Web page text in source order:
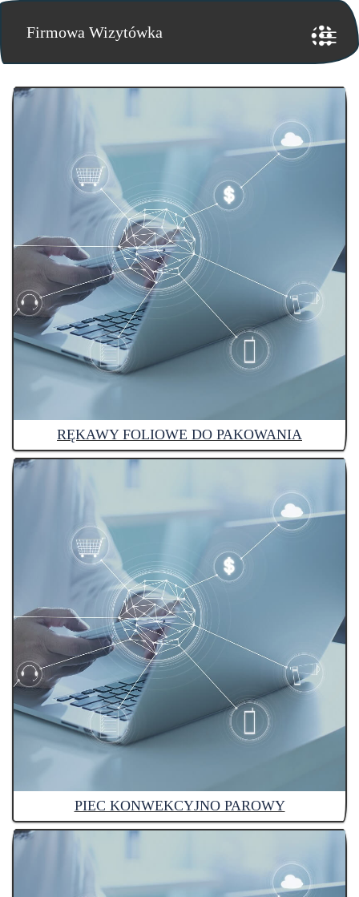
Firmowa Wizytówka
RĘKAWY FOLIOWE DO PAKOWANIA
PIEC KONWEKCYJNO PAROWY